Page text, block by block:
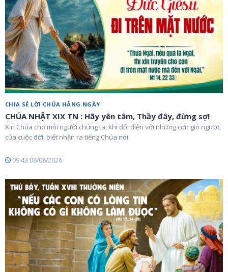
CHIA SẺ LỜI CHÚA HẰNG NGÀY
CHÚA NHẬT XIX TN : Hãy yên tâm, Thầy đây, đừng sợ!
Xin Chúa cho mỗi người chúng ta, khi đối diện với những cơn gió ngược
của cuộc đời, biết nhận ra tiếng Chúa nói:
09:43 08/08/2026